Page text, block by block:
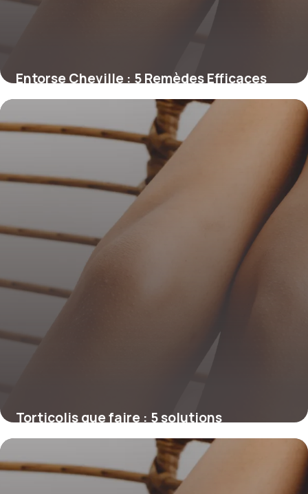
Entorse Cheville : 5 Remèdes Efficaces
Rapides
6 janvier 2026
Torticolis que faire : 5 solutions
immédiates
11 décembre 2025